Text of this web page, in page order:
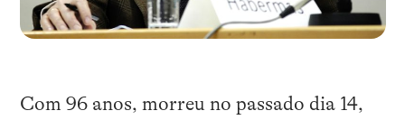
Com 96 anos, morreu no passado dia 14,